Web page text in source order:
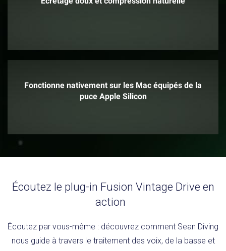
Fonctionne nativement sur les Mac équipés de la
puce Apple Silicon
Écoutez le plug-in Fusion Vintage Drive en
action
Écoutez par vous-même : découvrez comment Sean Diving
nous guide à travers le traitement des voix, de la basse et